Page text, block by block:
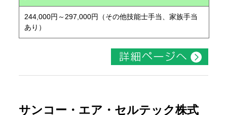
244,000円～297,000円（その他技能士手当、家族手当
あり）
サンコー・エア・セルテック株式